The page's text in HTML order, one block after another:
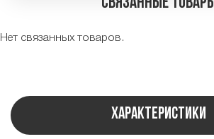
Нет связанных товаров.
Характеристики